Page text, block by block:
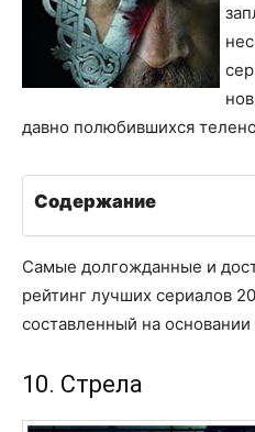
давно полюбившихся
Содержание
Самые долгожданные и
рейтинг лучших сериалов
составленный на
10. Стрела